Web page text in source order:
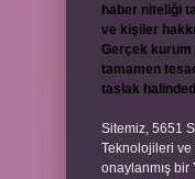
haber niteliği
ve kişiler
Gerçek
tamamen
taslak
Sitemiz, 5651
Teknolojileri ve
onaylanmış bir